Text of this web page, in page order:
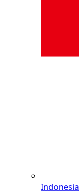
Indonesia